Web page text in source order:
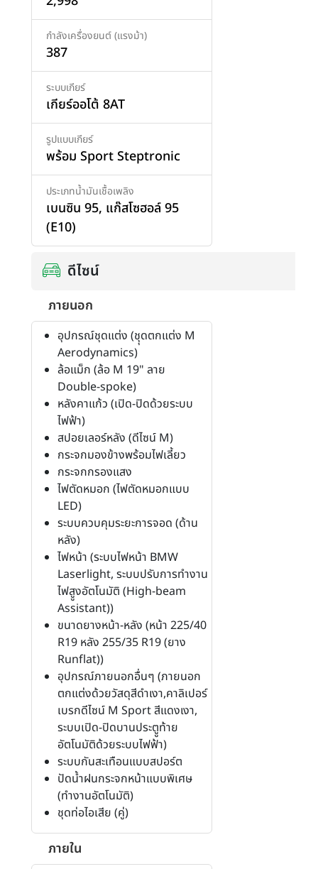
กำลังเครื่องยนต์ (แรงม้า)
387
ระบบเกียร์
เกียร์ออโต้ 8AT
รูปแบบเกียร์
พร้อม Sport Steptronic
ประเภทน้ำมันเชื้อเพลิง
เบนซิน 95, แก๊สโซฮอล์ 95
(E10)
ดีไซน์
ภายนอก
อุปกรณ์ชุดแต่ง (ชุุดตกแต่ง M
Aerodynamics)
ล้อแม็ก (ล้อ M 19" ลาย
Double-spoke)
หลังคาแก้ว (เปิด-ปิดด้วยระบบ
ไฟฟ้า)
สปอยเลอร์หลัง (ดีไซน์ M)
กระจกมองข้างพร้อมไฟเลี้ยว
กระจกกรองแสง
ไฟตัดหมอก (ไฟตัดหมอกแบบ
LED)
ระบบควบคุมระยะการจอด (ด้าน
หลัง)
ไฟหน้า (ระบบไฟหน้า BMW
Laserlight, ระบบปรับการทำงาน
ไฟสููงอัตโนมัติ (High-beam
Assistant))
ขนาดยางหน้า-หลัง (หน้า 225/40
R19 หลัง 255/35 R19 (ยาง
Runflat))
อุปกรณ์ภายนอกอื่นๆ (ภายนอก
ตกแต่งด้วยวัสดุสีดำเงา,คาลิเปอร์
เบรกดีไซน์ M Sport สีแดงเงา,
ระบบเปิด-ปิดบานประตููท้าย
อัตโนมัติด้วยระบบไฟฟ้า)
ระบบกันสะเทือนแบบสปอร์ต
ปัดน้ำฝนกระจกหน้าแบบพิเศษ
(ทำงานอัตโนมัติ)
ชุดท่อไอเสีย (คู่)
ภายใน